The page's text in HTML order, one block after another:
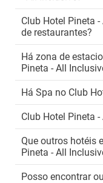
Club Hotel Pineta
de restaurantes?
Há zona de
Pineta - All
Há Spa no Club
Club Hotel Pineta
Que outros hotéis
Pineta - All
Posso encontrar